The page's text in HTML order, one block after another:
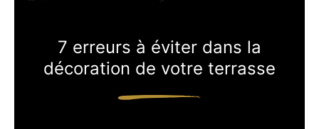
7 erreurs à éviter dans la
décoration de votre terrasse